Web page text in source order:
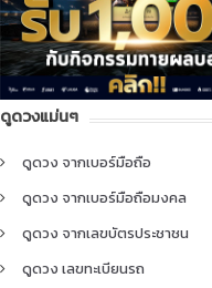
ดูดวงแม่นๆ
ดูดวง จากเบอร์มือถือ
ดูดวง จากเบอร์มือถือมงคล
ดูดวง จากเลขบัตรประชาชน
ดูดวง เลขทะเบียนรถ